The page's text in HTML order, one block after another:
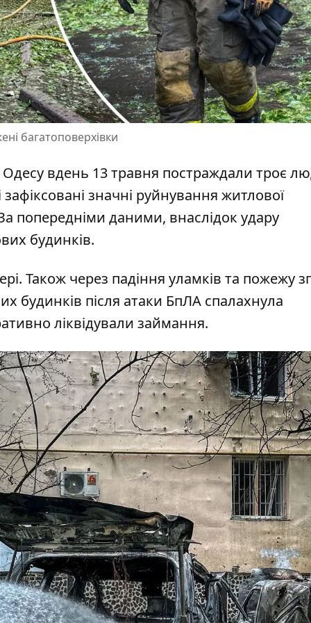
багатоповерхівки
Одесу вдень 13 травня постраждали троє
зафіксовані значні руйнування житлової
попередніми даними, внаслідок удару
будинків.
Також через падіння уламків та пожежу
будинків після атаки БпЛА спалахнула
ліквідували займання.